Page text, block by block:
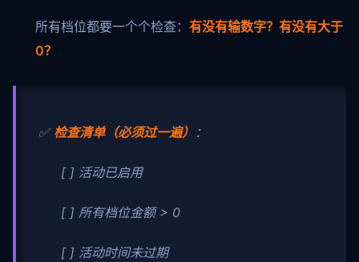
所有档位都要一个个检查： 有没有输数字？有没有大于
0？
✅ 检查清单（必须过一遍） ：
[ ] 活动已启用
[ ] 所有档位金额 > 0
[ ] 活动时间未过期